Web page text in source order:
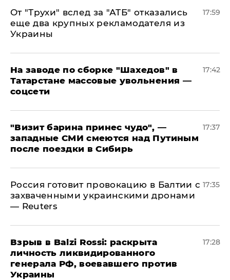
От "Трухи" вслед за "АТБ" отказались
еще два крупных рекламодателя из
Украины
17:59
На заводе по сборке "Шахедов" в
Татарстане массовые увольнения —
соцсети
17:42
"Визит барина принес чудо", —
западные СМИ смеются над Путиным
после поездки в Сибирь
17:37
​Россия готовит провокацию в Балтии с
захваченными украинскими дронами
— Reuters
17:35
​Взрыв в Balzi Rossi: раскрыта
личность ликвидированного
генерала РФ, воевавшего против
Украины
17:28